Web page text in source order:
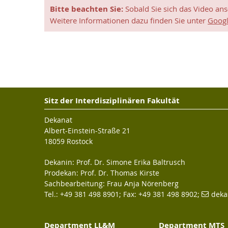
Evelina Domnitch und Dmitry Gelfand (Künstler) treffen
Dr. Rigo Peters -SLV (oben) Wissenschaftlerin Prof. Sylvia
denken, zu reden, zu experimentieren und zu
Normen hinterfragt werden und gleichzeitig ein
Das Ausstellungsprojekt soll verschiedene
Entwicklung. Neben einer international
machte die Kuratorin deutlich. Interessenten
Bitte beachten Sie: Sobald Sie sich das Video
Weitere Informationen dazu finden Sie unter
Sitz der Interdisziplinären Fakultät
Dekanat
Albert-Einstein-Straße 21
18059 Rostock
Dekanin: Prof. Dr. Simone Erika Baltrusch
Prodekan: Prof. Dr. Thomas Kirste
Sachbearbeitung: Frau Anja Nörenberg
Tel.: +49 381 498 8901; Fax: +49 381 498 8902;
Department LL&M Department MTS